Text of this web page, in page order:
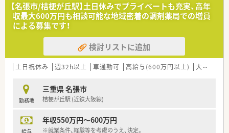
【名張市/桔梗が丘駅】土日休みでプライベートも充実、高年
収最大600万円も相談可能な地域密着の調剤薬局での増員
による募集です！
検討リストに追加
土日祝休み 週32h以上 車通勤可 高給与(600万円以上) 大手チェーン以外
勤務地
三重県 名張市
桔梗が丘駅 (近鉄大阪線)
給与
年収550万円～600万円
※就業条件、経験等を考慮のうえ、決定。